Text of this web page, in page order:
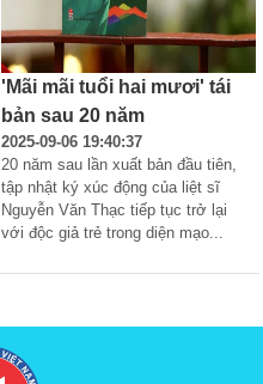
'Mãi mãi tuổi hai mươi' tái
bản sau 20 năm
2025-09-06 19:40:37
20 năm sau lần xuất bản đầu tiên,
tập nhật ký xúc động của liệt sĩ
Nguyễn Văn Thạc tiếp tục trở lại
với độc giả trẻ trong diện mạo...